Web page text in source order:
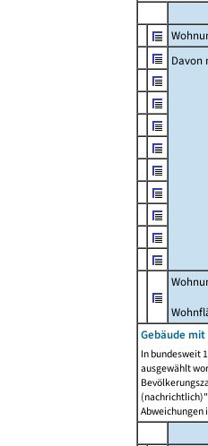
Davon
Gebäude
In bundesweit
ausgewählt
Abweichungen